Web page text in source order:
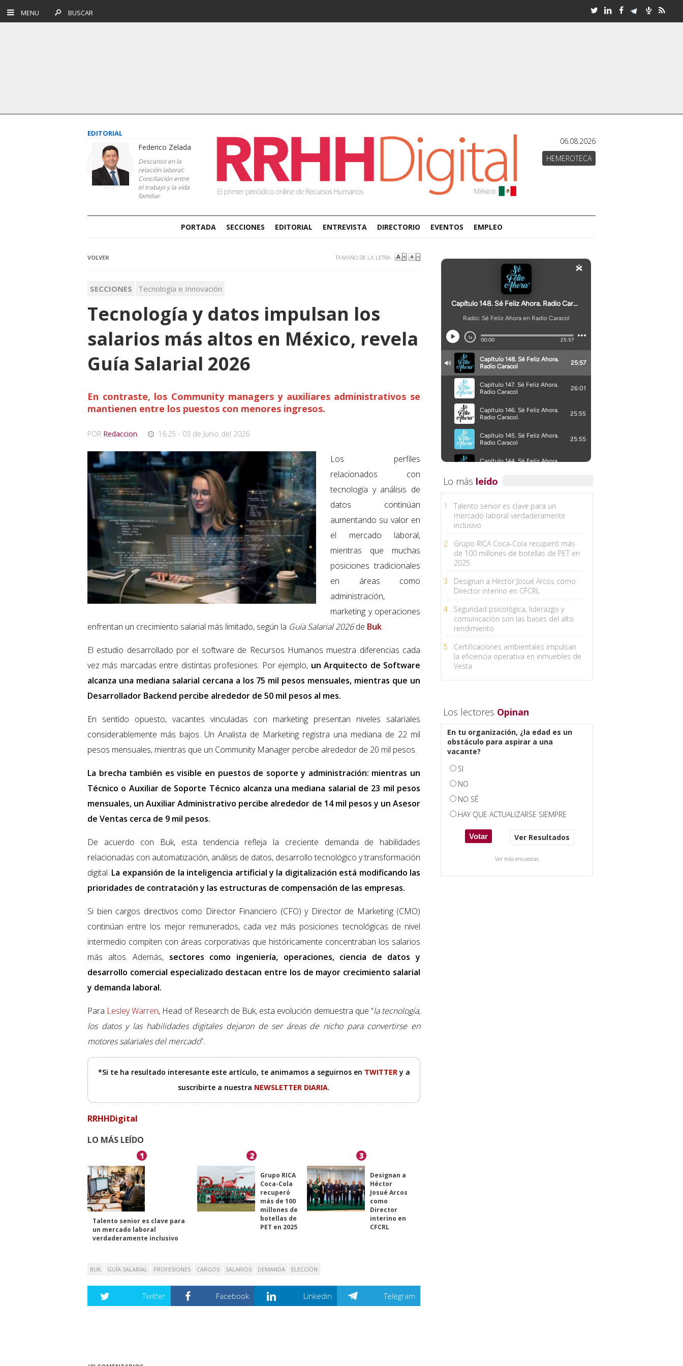
MENU BUSCAR
EDITORIAL
Federico Zelada
Descanso en la
relación laboral:
Conciliación entre
el trabajo y la vida
familiar
06.08.2026
HEMEROTECA
PORTADA SECCIONES EDITORIAL ENTREVISTA DIRECTORIO EVENTOS EMPLEO
VOLVER TAMAÑO DE LA LETRA
SECCIONES Tecnología e Innovación
Tecnología y datos impulsan los
salarios más altos en México, revela
Guía Salarial 2026
En contraste, los Community managers y auxiliares administrativos se
mantienen entre los puestos con menores ingresos.
POR Redaccion, 16:25 - 03 de Junio del 2026
Los perfiles
relacionados con
tecnología y análisis de
datos continúan
aumentando su valor en
el mercado laboral,
mientras que muchas
posiciones tradicionales
en áreas como
administración,
marketing y operaciones
enfrentan un crecimiento salarial más limitado, según la Guía Salarial 2026de Buk.
El estudio desarrollado por el software de Recursos Humanos muestra diferencias cada
vez más marcadas entre distintas profesiones. Por ejemplo, un Arquitecto de Software
alcanza una mediana salarial cercana a los 75 mil pesos mensuales, mientras que un
Desarrollador Backend percibe alrededor de 50 mil pesos al mes.
En sentido opuesto, vacantes vinculadas con marketing presentan niveles salariales
considerablemente más bajos. Un Analista de Marketing registra una mediana de 22 mil
pesos mensuales, mientras que un Community Manager percibe alrededor de 20 mil pesos.
La brecha también es visible en puestos de soporte y administración: mientras un
Técnico o Auxiliar de Soporte Técnico alcanza una mediana salarial de 23 mil pesos
mensuales, un Auxiliar Administrativo percibe alrededor de 14 mil pesos y un Asesor
de Ventas cerca de 9 mil pesos.
De acuerdo con Buk, esta tendencia refleja la creciente demanda de habilidades
relacionadas con automatización, análisis de datos, desarrollo tecnológico y transformación
digital. La expansión de la inteligencia artificial y la digitalización está modificando las
prioridades de contratación y las estructuras de compensación de las empresas.
Si bien cargos directivos como Director Financiero (CFO) y Director de Marketing (CMO)
continúan entre los mejor remunerados, cada vez más posiciones tecnológicas de nivel
intermedio compiten con áreas corporativas que históricamente concentraban los salarios
más altos. Además, sectores como ingeniería, operaciones, ciencia de datos y
desarrollo comercial especializado destacan entre los de mayor crecimiento salarial
y demanda laboral.
Para Lesley Warren, Head of Research de Buk, esta evolución demuestra que “la tecnología,
los datos y las habilidades digitales dejaron de ser áreas de nicho para convertirse en
motores salariales del mercado”.
*Si te ha resultado interesante este artículo, te animamos a seguirnos en TWITTERy a
suscribirte a nuestra NEWSLETTER DIARIA.
RRHHDigital
LO MÁS LEÍDO
1
Talento senior es clave para
un mercado laboral
verdaderamente inclusivo
2
Grupo RICA
Coca-Cola
recuperó
más de 100
millones de
botellas de
PET en 2025
3
Designan a
Héctor
Josué Arcos
como
Director
interino en
CFCRL
BUK GUÍA SALARIAL PROFESIONES CARGOS SALARIOS DEMANDA ELECCIÓN
Twitter Facebook Linkedin Telegram
Lo más leído
1
Talento senior es clave para un
mercado laboral verdaderamente
inclusivo
2
Grupo RICA Coca-Cola recuperó más
de 100 millones de botellas de PET en
2025
3
Designan a Héctor Josué Arcos como
Director interino en CFCRL
4
Seguridad psicológica, liderazgo y
comunicación son las bases del alto
rendimiento
5
Certificaciones ambientales impulsan
la eficiencia operativa en inmuebles de
Vesta
Los lectores Opinan
En tu organización, ¿la edad es un
obstáculo para aspirar a una
vacante?
SI
NO
NO SÉ
HAY QUE ACTUALIZARSE SIEMPRE
Ver Resultados
Ver más encuestas